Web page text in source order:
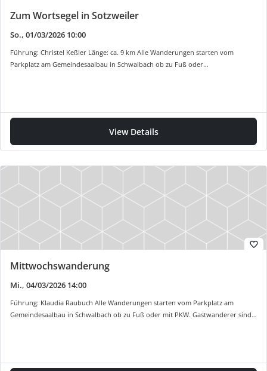
Zum Wortsegel in Sotzweiler
So., 01/03/2026 10:00
Führung: Christel Keßler Länge: ca. 9 km Alle Wanderungen starten vom
Parkplatz am Gemeindesaalbau in Schwalbach ob zu Fuß oder…
View Details
favorite_border
Mittwochswanderung
Mi., 04/03/2026 14:00
Führung: Klaudia Raubuch Alle Wanderungen starten vom Parkplatz am
Gemeindesaalbau in Schwalbach ob zu Fuß oder mit PKW. Gastwanderer sind…